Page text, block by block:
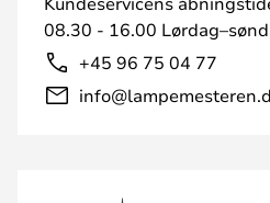
08.30 - 16.00
+45 96 75 04 77